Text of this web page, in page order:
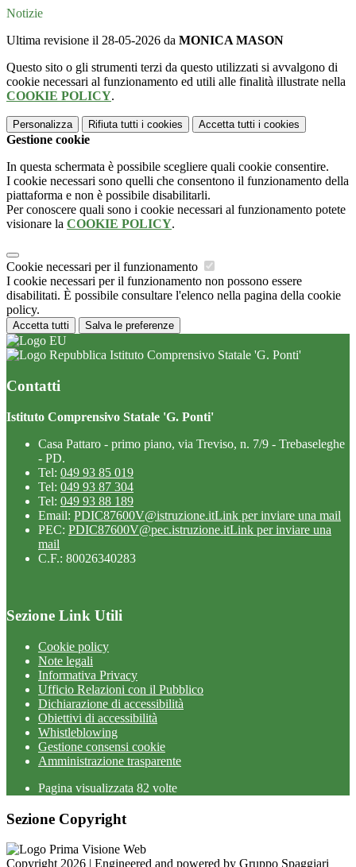
Notizie
Ultima revisione il 28-05-2026 da MONICA MASON
Questo sito o gli strumenti terzi da questo utilizzati si avvalgono di
cookie necessari al funzionamento ed utili alle finalità illustrate nella
COOKIE POLICY.
Personalizza Rifiuta tutti i cookies Accetta tutti i cookies
Gestione cookie
In questa schermata è possibile scegliere quali cookie consentire.
I cookie necessari sono quelli che consentono il funzionamento della
piattaforma e non è possibile disabilitarli.
Per conoscere quali sono i cookie necessari al funzionamento potete
visionare la COOKIE POLICY.
Cookie necessari per il funzionamento
I cookie necessari per il funzionamento non possono essere
disabilitati. È possibile consultare l'elenco nella pagina della cookie
policy.
Accetta tutti Salva le preferenze
Istituto Comprensivo Statale 'G. Ponti'
Contatti
Istituto Comprensivo Statale 'G. Ponti'
Casa Pattaro - primo piano, via Treviso, n. 7/9 - Trebaseleghe
- PD.
Tel: 049 93 85 019
Tel: 049 93 87 304
Tel: 049 93 88 189
Email: PDIC87600V@istruzione.itLink per inviare una mail
PEC: PDIC87600V@pec.istruzione.itLink per inviare una
mail
C.F.: 80026340283
Sezione Link Utili
Cookie policy
Note legali
Informativa Privacy
Ufficio Relazioni con il Pubblico
Dichiarazione di accessibilità
Obiettivi di accessibilità
Whistleblowing
Gestione consensi cookie
Amministrazione trasparente
Pagina visualizzata 82 volte
Sezione Copyright
Copyright 2026 | Engineered and powered by Gruppo Spaggiari